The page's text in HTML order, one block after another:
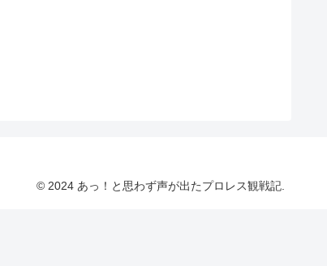
© 2024 あっ！と思わず声が出たプロレス観戦記.